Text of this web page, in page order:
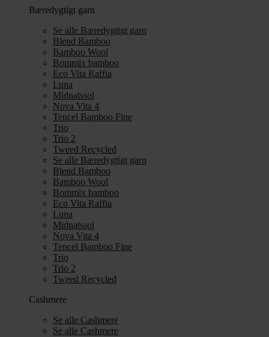
Bæredygtigt garn
Se alle Bæredygtigt garn
Blend Bamboo
Bamboo Wool
Bommix bamboo
Eco Vita Raffia
Luna
Midnatssol
Nova Vita 4
Tencel Bamboo Fine
Trio
Trio 2
Tweed Recycled
Se alle Bæredygtigt garn
Blend Bamboo
Bamboo Wool
Bommix bamboo
Eco Vita Raffia
Luna
Midnatssol
Nova Vita 4
Tencel Bamboo Fine
Trio
Trio 2
Tweed Recycled
Cashmere
Se alle Cashmere
Se alle Cashmere